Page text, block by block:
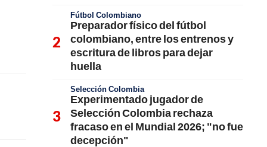
Fútbol Colombiano
Preparador físico del fútbol
colombiano, entre los entrenos y
escritura de libros para dejar
huella
Selección Colombia
Experimentado jugador de
Selección Colombia rechaza
fracaso en el Mundial 2026; "no fue
decepción"